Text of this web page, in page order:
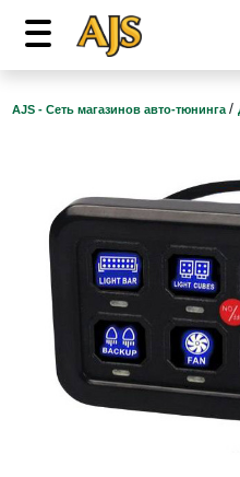
AJS - Сеть магазинов авто-тюнинга /